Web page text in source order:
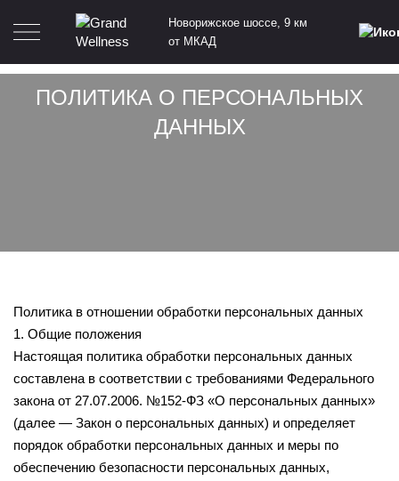
Новорижское шоссе, 9 км
от МКАД
ПОЛИТИКА О ПЕРСОНАЛЬНЫХ
ДАННЫХ
Политика в отношении обработки персональных данных
1. Общие положения
Настоящая политика обработки персональных данных
составлена в соответствии с требованиями Федерального
закона от 27.07.2006. №152-ФЗ «О персональных данных»
(далее — Закон о персональных данных) и определяет
порядок обработки персональных данных и меры по
обеспечению безопасности персональных данных,